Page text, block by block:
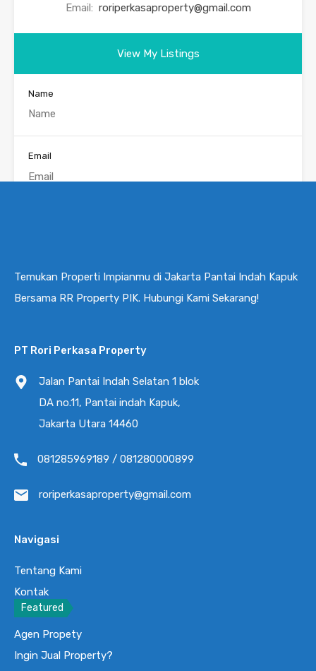
Email: roriperkasaproperty@gmail.com
View My Listings
Name
Email
Message
Featured Properties
Featured
Jual Rumah PIK 2 Tahap 2 Hawaii Cove
6x10m Unfrnished Siap Huni
Temukan Properti Impianmu di Jakarta Pantai Indah Kapuk
Bersama RR Property PIK. Hubungi Kami Sekarang!
PT Rori Perkasa Property
Jalan Pantai Indah Selatan 1 blok
DA no.11, Pantai indah Kapuk,
Jakarta Utara 14460
081285969189 / 081280000899
roriperkasaproperty@gmail.com
Navigasi
Tentang Kami
Kontak
Galeri
Agen Propety
Ingin Jual Property?